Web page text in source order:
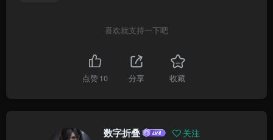
喜欢就支持一下吧
点赞10 分享 收藏
数字折叠 关注